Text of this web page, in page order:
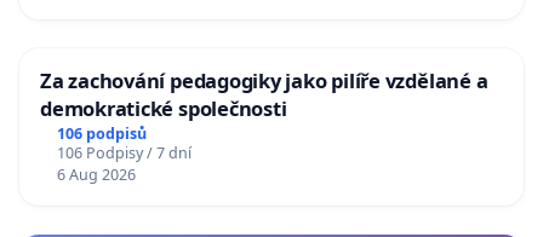
Za zachování pedagogiky jako pilíře vzdělané a
demokratické společnosti
106 podpisů
106 Podpisy / 7 dní
6 Aug 2026